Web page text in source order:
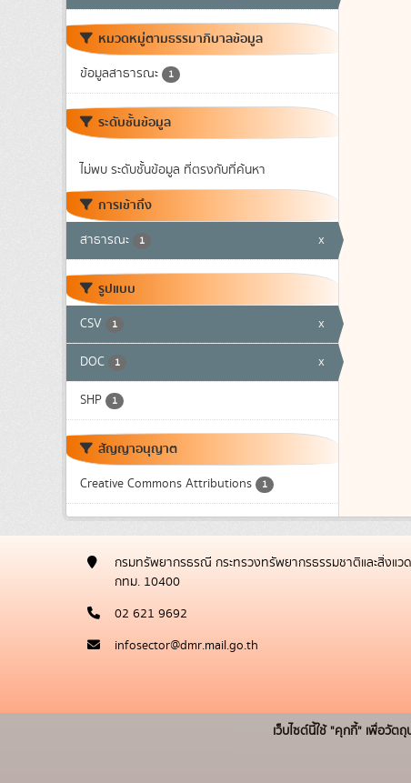
หมวดหมู่ตามธรรมาภิบาลข้อมูล
ข้อมูลสาธารณะ 1
ระดับชั้นข้อมูล
ไม่พบ ระดับชั้นข้อมูล ที่ตรงกับที่ค้นหา
การเข้าถึง
สาธารณะ 1 x
รูปแบบ
CSV 1 x
DOC 1 x
SHP 1
สัญญาอนุญาต
Creative Commons Attributions 1
กรมทรัพยากรธรณี กระทรวงทรัพยากรธรรมชาติและสิ่งแ
กทม. 10400
02 621 9692
infosector@dmr.mail.go.th
เว็บไซต์นี้ใช้ "คุกกี้" เพื่อวั